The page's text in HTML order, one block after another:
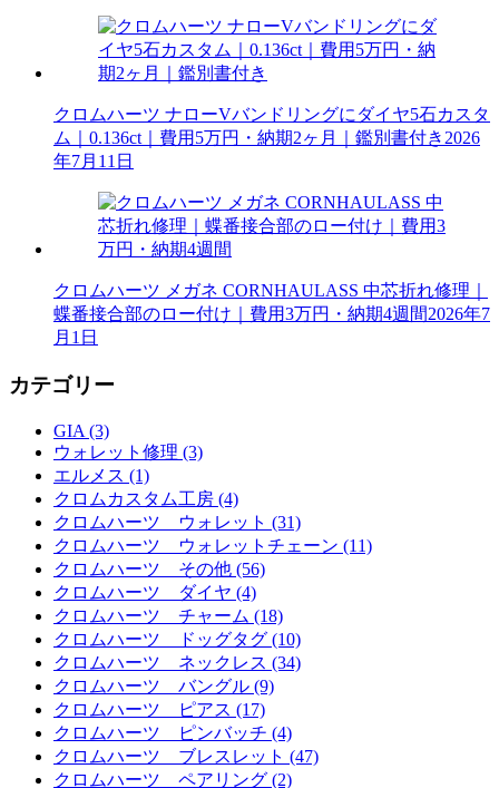
クロムハーツ ナローVバンドリングにダイヤ5石カスタ
ム｜0.136ct｜費用5万円・納期2ヶ月｜鑑別書付き2026
年7月11日
クロムハーツ メガネ CORNHAULASS 中芯折れ修理｜
蝶番接合部のロー付け｜費用3万円・納期4週間2026年7
月1日
カテゴリー
GIA (3)
ウォレット修理 (3)
エルメス (1)
クロムカスタム工房 (4)
クロムハーツ ウォレット (31)
クロムハーツ ウォレットチェーン (11)
クロムハーツ その他 (56)
クロムハーツ ダイヤ (4)
クロムハーツ チャーム (18)
クロムハーツ ドッグタグ (10)
クロムハーツ ネックレス (34)
クロムハーツ バングル (9)
クロムハーツ ピアス (17)
クロムハーツ ピンバッチ (4)
クロムハーツ ブレスレット (47)
クロムハーツ ペアリング (2)